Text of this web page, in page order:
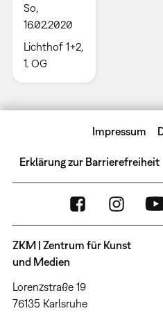
So,
16.02.2020
Lichthof 1+2,
1. OG
Impressum
Erklärung zur Barrierefreiheit
ZKM | Zentrum für Kunst
und Medien
Lorenzstraße 19
76135 Karlsruhe